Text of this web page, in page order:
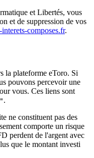
et Libertés, vous
et de suppression de vos
composes.fr.
la plateforme eToro. Si
pouvons percevoir une
vous. Ces liens sont
.
ne constituent pas des
comporte un risque
perdent de l'argent avec
que le montant investi